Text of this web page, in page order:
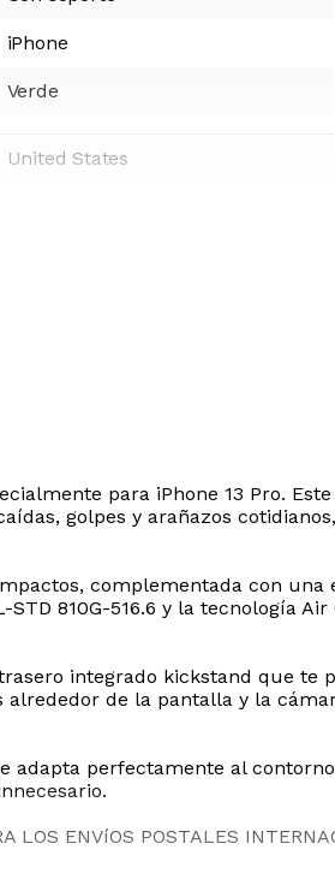
iPhone
Verde
United States
para iPhone 13 Pro.
golpes y arañazos
complementada con
810G-516.6 y la tecnología Air
integrado kickstand que te
de la pantalla y la
perfectamente al contorno
LOS ENVíOS POSTALES